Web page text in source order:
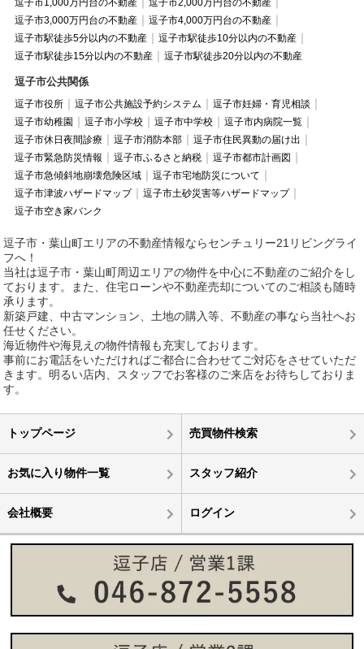
逗子市1,000万円台の不動産
逗子市2,000万円台の不動産
逗子市3,000万円台の不動産
逗子市4,000万円台の不動産
逗子市駅徒歩5分以内の不動産
逗子市駅徒歩10分以内の不動産
逗子市駅徒歩15分以内の不動産
逗子市駅徒歩20分以内の不動産
逗子市公共関係
逗子市役所 逗子市公共施設予約システム
逗子市妊婦・育児相談
逗子市幼稚園
逗子市小学校 逗子市中学校
逗子市内病院一覧
逗子市休日夜間診療
逗子市消防本部
逗子市住民異動の届け出
逗子市緊急防災情報
逗子市ふるさと納税
逗子市都市計画図
逗子市急傾斜地崩壊危険区域
逗子市宅地防災について
逗子市津波ハザードマップ
逗子市土砂災害等ハザードマップ
逗子市空き家バンク
逗子市・葉山町エリアの不動産情報ならセンチュリー21リビングライ
フへ！
当社は逗子市・葉山町周辺エリアの物件を中心に不動産のご紹介をし
ております。また、住宅ローンや不動産売却についてのご相談も随時
承ります。
新築戸建、中古マンション、土地の購入等、不動産の事なら当社へお
任せください。
海近物件や海見えの物件情報も充実しております。
事前にお電話をいただければご都合に合わせてご対応をさせていただ
きます。明るい店内、スタッフでお客様のご来店をお待ちしておりま
す。
トップページ 売買物件検索
お気に入り物件一覧 スタッフ紹介
会社概要 ログイン